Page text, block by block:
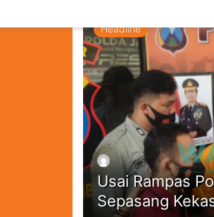
Headline
Usai Rampas
Sepasang